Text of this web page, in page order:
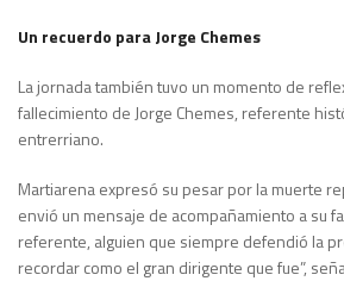
Un recuerdo para Jorge Chemes
La jornada también tuvo un momento de
fallecimiento de Jorge Chemes, referente
entrerriano.
Martiarena expresó su pesar por la muerte
envió un mensaje de acompañamiento a su
referente, alguien que siempre defendió la
recordar como el gran dirigente que fue”,